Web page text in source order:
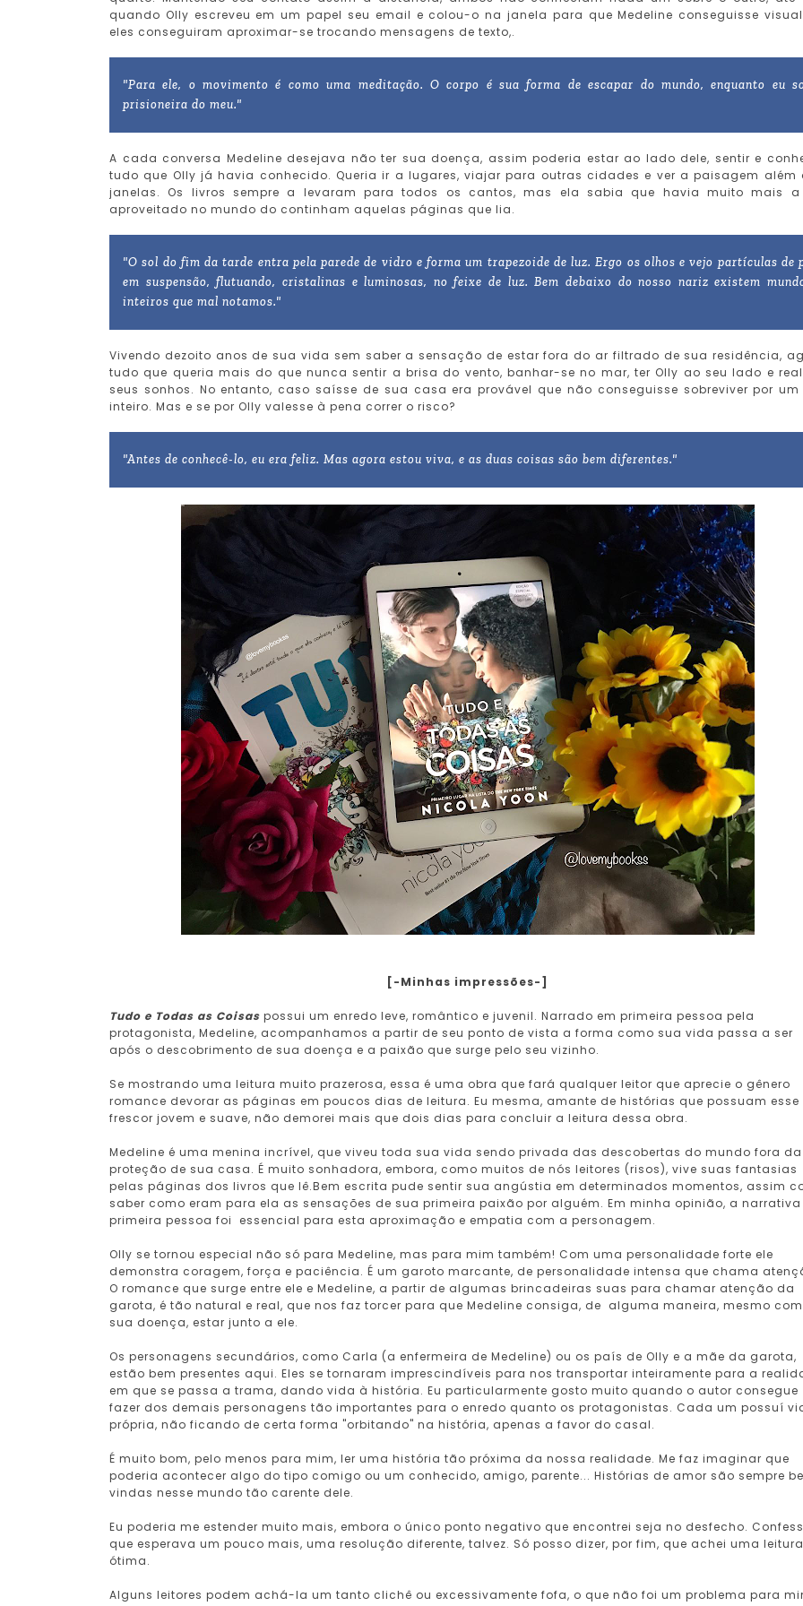
quando Olly escreveu em um papel seu email e colou-o na janela para que Medeline conseguisse
eles conseguiram aproximar-se trocando mensagens de texto,.
"Para ele, o movimento é como uma meditação. O corpo é sua forma de escapar do mundo, enquanto eu
prisioneira do meu."
A cada conversa Medeline desejava não ter sua doença, assim poderia estar ao lado dele, sentir e
tudo que Olly já havia conhecido. Queria ir a lugares, viajar para outras cidades e ver a paisagem além
janelas. Os livros sempre a levaram para todos os cantos, mas ela sabia que havia muito mais a
aproveitado no mundo do continham aquelas páginas que lia.
"O sol do fim da tarde entra pela parede de vidro e forma um trapezoide de luz. Ergo os olhos e vejo partículas de
em suspensão, flutuando, cristalinas e luminosas, no feixe de luz. Bem debaixo do nosso nariz existem
inteiros que mal notamos."
Vivendo dezoito anos de sua vida sem saber a sensação de estar fora do ar filtrado de sua residência,
tudo que queria mais do que nunca sentir a brisa do vento, banhar-se no mar, ter Olly ao seu lado e
seus sonhos. No entanto, caso saísse de sua casa era provável que não conseguisse sobreviver por
inteiro. Mas e se por Olly valesse à pena correr o risco?
"Antes de conhecê-lo, eu era feliz. Mas agora estou viva, e as duas coisas são bem diferentes."
[-Minhas impressões-]
Tudo e Todas as Coisas possui um enredo leve, romântico e juvenil. Narrado em primeira pessoa pela
protagonista, Medeline, acompanhamos a partir de seu ponto de vista a forma como sua vida passa a ser
após o descobrimento de sua doença e a paixão que surge pelo seu vizinho.
Se mostrando uma leitura muito prazerosa, essa é uma obra que fará qualquer leitor que aprecie o gênero
romance devorar as páginas em poucos dias de leitura. Eu mesma, amante de histórias que possuam esse
frescor jovem e suave, não demorei mais que dois dias para concluir a leitura dessa obra.
Medeline é uma menina incrível, que viveu toda sua vida sendo privada das descobertas do mundo fora da
proteção de sua casa. É muito sonhadora, embora, como muitos de nós leitores (risos), vive suas fantasias
pelas páginas dos livros que lê.Bem escrita pude sentir sua angústia em determinados momentos, assim
saber como eram para ela as sensações de sua primeira paixão por alguém. Em minha opinião, a
primeira pessoa foi essencial para esta aproximação e empatia com a personagem.
Olly se tornou especial não só para Medeline, mas para mim também! Com uma personalidade forte ele
demonstra coragem, força e paciência. É um garoto marcante, de personalidade intensa que chama
O romance que surge entre ele e Medeline, a partir de algumas brincadeiras suas para chamar atenção da
garota, é tão natural e real, que nos faz torcer para que Medeline consiga, de alguma maneira, mesmo com
sua doença, estar junto a ele.
Os personagens secundários, como Carla (a enfermeira de Medeline) ou os país de Olly e a mãe da garota,
estão bem presentes aqui. Eles se tornaram imprescindíveis para nos transportar inteiramente para a
em que se passa a trama, dando vida à história. Eu particularmente gosto muito quando o autor consegue
fazer dos demais personagens tão importantes para o enredo quanto os protagonistas. Cada um possuí
própria, não ficando de certa forma "orbitando" na história, apenas a favor do casal.
É muito bom, pelo menos para mim, ler uma história tão próxima da nossa realidade. Me faz imaginar que
poderia acontecer algo do tipo comigo ou um conhecido, amigo, parente... Histórias de amor são sempre
vindas nesse mundo tão carente dele.
Eu poderia me estender muito mais, embora o único ponto negativo que encontrei seja no desfecho.
que esperava um pouco mais, uma resolução diferente, talvez. Só posso dizer, por fim, que achei uma leitura
ótima.
Alguns leitores podem achá-la um tanto clichê ou excessivamente fofa, o que não foi um problema para